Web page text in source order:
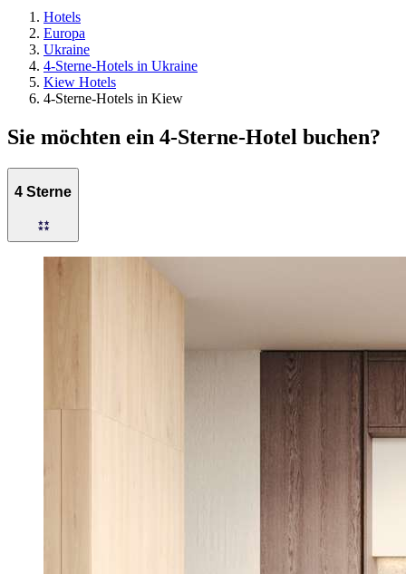
Hotels
Europa
Ukraine
4-Sterne-Hotels in Ukraine
Kiew Hotels
4-Sterne-Hotels in Kiew
Sie möchten ein 4-Sterne-Hotel buchen?
4 Sterne